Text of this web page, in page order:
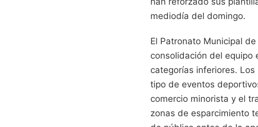
mediodía del domingo.
El Patronato Municipal
consolidación del
categorías inferiores.
tipo de eventos
comercio minorista y el
zonas de esparcimiento